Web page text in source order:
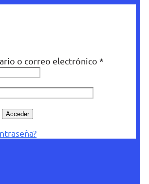
o correo electrónico *
Acceder